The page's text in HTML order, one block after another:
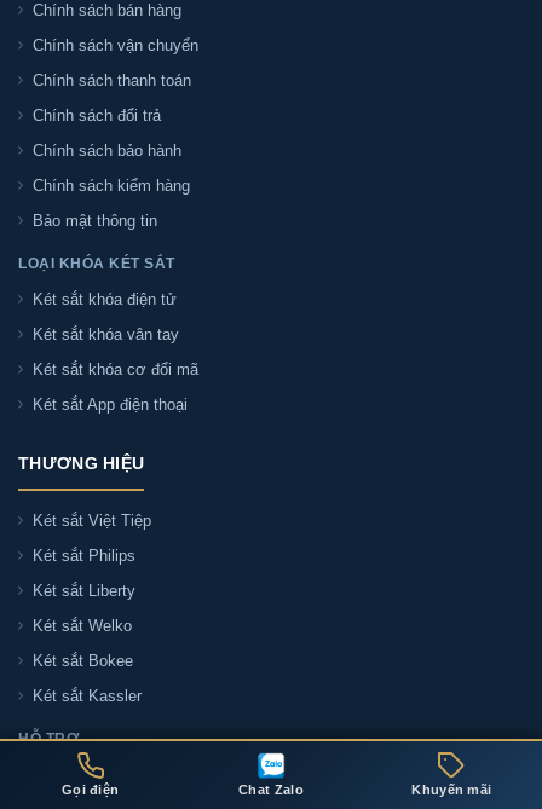
Gọi điện Chat Zalo Khuyến mãi
Chính sách bán hàng
Chính sách vận chuyển
Chính sách thanh toán
Chính sách đổi trả
Chính sách bảo hành
Chính sách kiểm hàng
Bảo mật thông tin
LOẠI KHÓA KÉT SẮT
Két sắt khóa điện tử
Két sắt khóa vân tay
Két sắt khóa cơ đổi mã
Két sắt App điện thoại
THƯƠNG HIỆU
Két sắt Việt Tiệp
Két sắt Philips
Két sắt Liberty
Két sắt Welko
Két sắt Bokee
Két sắt Kassler
HỖ TRỢ
Liên hệ tư vấn